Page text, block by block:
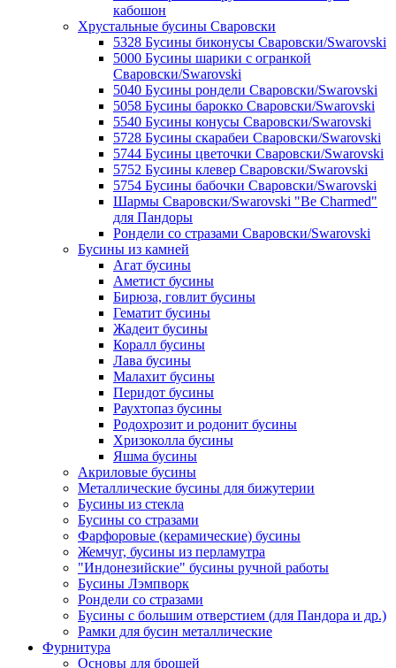
кабошон
Хрустальные бусины Сваровски
5328 Бусины биконусы Сваровски/Swarovski
5000 Бусины шарики с огранкой
Сваровски/Swarovski
5040 Бусины рондели Сваровски/Swarovski
5058 Бусины барокко Сваровски/Swarovski
5540 Бусины конусы Сваровски/Swarovski
5728 Бусины скарабеи Сваровски/Swarovski
5744 Бусины цветочки Сваровски/Swarovski
5752 Бусины клевер Сваровски/Swarovski
5754 Бусины бабочки Сваровски/Swarovski
Шармы Сваровски/Swarovski "Be Charmed"
для Пандоры
Рондели со стразами Сваровски/Swarovski
Бусины из камней
Агат бусины
Аметист бусины
Бирюза, говлит бусины
Гематит бусины
Жадеит бусины
Коралл бусины
Лава бусины
Малахит бусины
Перидот бусины
Раухтопаз бусины
Родохрозит и родонит бусины
Хризоколла бусины
Яшма бусины
Акриловые бусины
Металлические бусины для бижутерии
Бусины из стекла
Бусины со стразами
Фарфоровые (керамические) бусины
Жемчуг, бусины из перламутра
"Индонезийские" бусины ручной работы
Бусины Лэмпворк
Рондели со стразами
Бусины с большим отверстием (для Пандора и др.)
Рамки для бусин металлические
Фурнитура
Основы для брошей